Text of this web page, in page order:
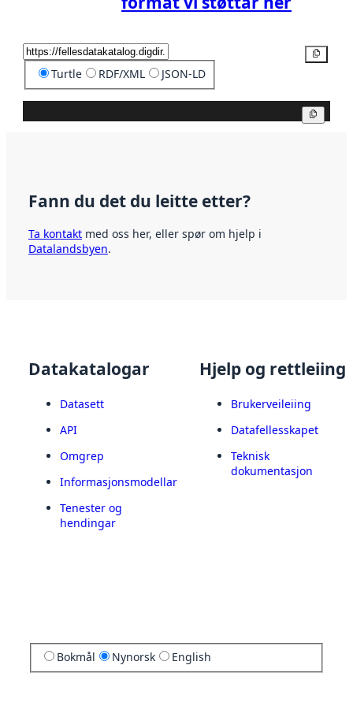
Turtle RDF/XML JSON-LD
Fann du det du leitte etter?
Ta kontakt med oss her, eller spør om hjelp i
Datalandsbyen.
Datakatalogar
Datasett
API
Omgrep
Informasjonsmodellar
Tenester og
hendingar
Hjelp og rettleiing
Brukerveileiing
Datafellesskapet
Teknisk
dokumentasjon
Bokmål Nynorsk English